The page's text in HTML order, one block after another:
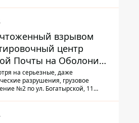
взрывом
центр
Почты на Оболони
– выдают
на серьезные, даже
разрушения, грузовое
№2 по ул. Богатырской, 11
их адресатам